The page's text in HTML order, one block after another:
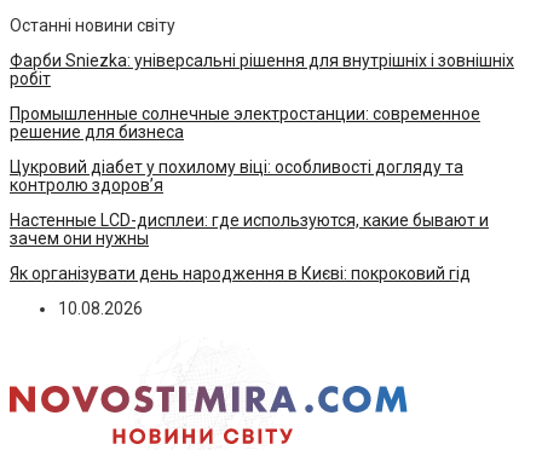
Останні новини світу
Фарби Sniezka: універсальні рішення для внутрішніх і зовнішніх
робіт
Промышленные солнечные электростанции: современное
решение для бизнеса
Цукровий діабет у похилому віці: особливості догляду та
контролю здоров’я
Настенные LCD-дисплеи: где используются, какие бывают и
зачем они нужны
Як організувати день народження в Києві: покроковий гід
10.08.2026